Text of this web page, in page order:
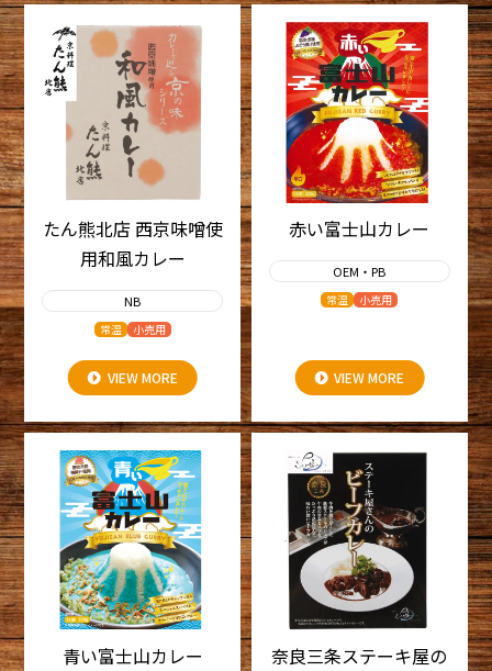
たん熊北店 西京味噌使
用和風カレー
NB
常温 小売用
VIEW MORE
赤い富士山カレー
OEM・PB
常温 小売用
VIEW MORE
青い富士山カレー
奈良三条ステーキ屋の